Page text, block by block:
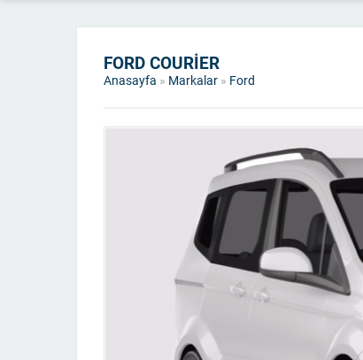
FORD COURIER
Anasayfa » Markalar » Ford